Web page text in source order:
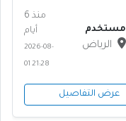
مستخدم
الرياض
منذ 6
أيام
2026-08-
01 21:28
عرض التفاصيل